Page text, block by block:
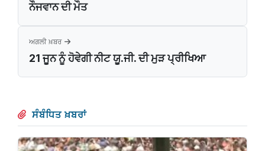
ਨੌਜਵਾਨ ਦੀ ਮੌਤ
ਅਗਲੀ ਖ਼ਬਰ
21 ਜੂਨ ਨੂੰ ਹੋਵੇਗੀ ਨੀਟ ਯੂ.ਜੀ. ਦੀ ਮੁੜ ਪ੍ਰੀਖਿਆ
ਸੰਬੰਧਿਤ ਖ਼ਬਰਾਂ